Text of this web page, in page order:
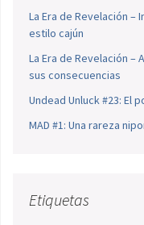
La Era de Revelación –
estilo cajún
La Era de Revelación –
sus consecuencias
Undead Unluck #23: El
MAD #1: Una rareza
Etiquetas